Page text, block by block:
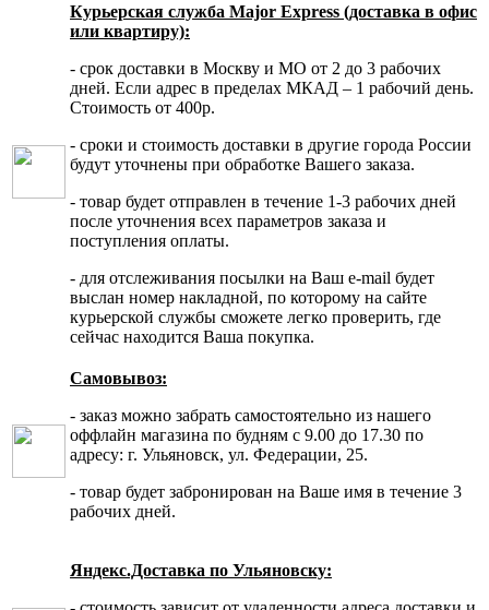
Курьерская служба Major Express (доставка в офис
или квартиру):
- срок доставки в Москву и МО от 2 до 3 рабочих
дней. Если адрес в пределах МКАД – 1 рабочий день.
Стоимость от 400р.
- сроки и стоимость доставки в другие города России
будут уточнены при обработке Вашего заказа.
- товар будет отправлен в течение 1-3 рабочих дней
после уточнения всех параметров заказа и
поступления оплаты.
- для отслеживания посылки на Ваш e-mail будет
выслан номер накладной, по которому на сайте
курьерской службы сможете легко проверить, где
сейчас находится Ваша покупка.
Самовывоз:
- заказ можно забрать самостоятельно из нашего
оффлайн магазина по будням с 9.00 до 17.30 по
адресу: г. Ульяновск, ул. Федерации, 25.
- товар будет забронирован на Ваше имя в течение 3
рабочих дней.
Яндекс.Доставка по Ульяновску: